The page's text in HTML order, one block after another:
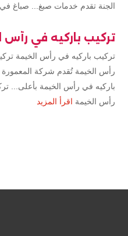
الجنة تقدم خدمات صبغ... صباغ
تركيب باركيه في رأس
تركيب باركيه في رأس الخيمة
رأس الخيمة تُقدم شركة
باركيه في رأس الخيمة بأعلى...
رأس الخيمة اقرأ المزيد